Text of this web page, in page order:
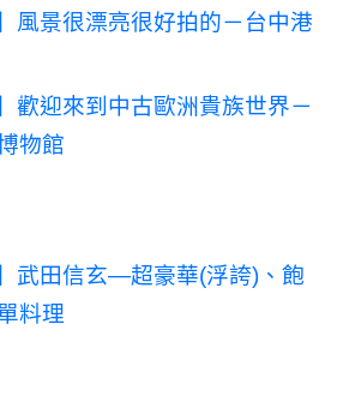
風景很漂亮很好拍的－台中港
歡迎來到中古歐洲貴族世界－
物館
武田信玄—超豪華(浮誇)、飽
料理